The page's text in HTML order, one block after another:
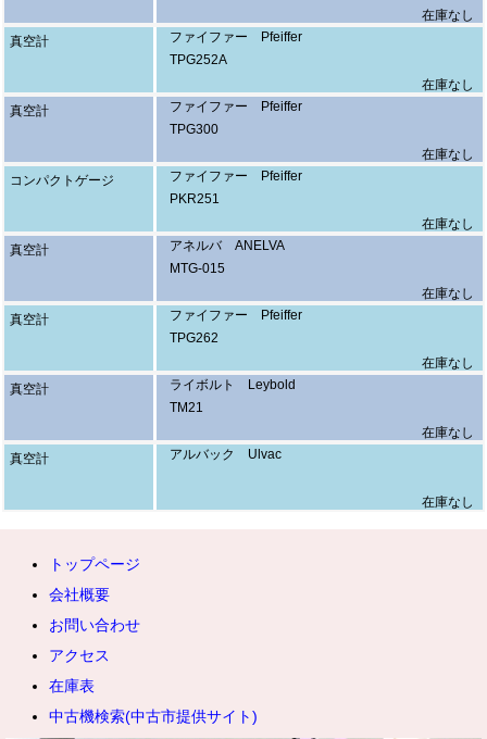
在庫なし
真空計
ファイファー Pfeiffer
TPG252A
在庫なし
真空計
ファイファー Pfeiffer
TPG300
在庫なし
コンパクトゲージ
ファイファー Pfeiffer
PKR251
在庫なし
真空計
アネルバ ANELVA
MTG-015
在庫なし
真空計
ファイファー Pfeiffer
TPG262
在庫なし
真空計
ライボルト Leybold
TM21
在庫なし
真空計
アルバック Ulvac
在庫なし
トップページ
会社概要
お問い合わせ
アクセス
在庫表
中古機検索(中古市提供サイト)